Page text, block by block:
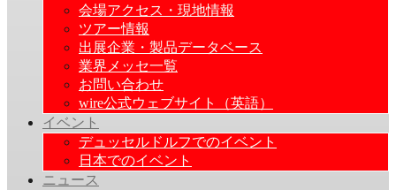
会場アクセス・現地情報
ツアー情報
出展企業・製品データベース
業界メッセ一覧
お問い合わせ
wire公式ウェブサイト（英語）
イベント
デュッセルドルフでのイベント
日本でのイベント
ニュース